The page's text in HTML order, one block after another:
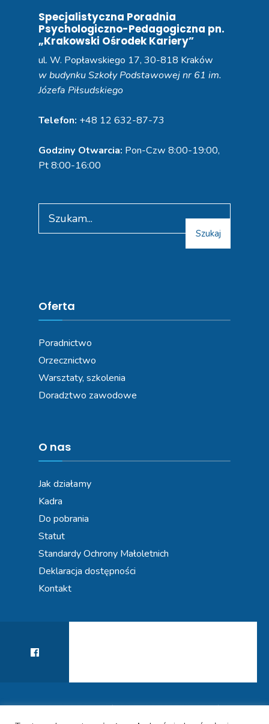
Specjalistyczna Poradnia
Psychologiczno-Pedagogiczna pn.
„Krakowski Ośrodek Kariery”
ul. W. Popławskiego 17, 30-818 Kraków
w budynku Szkoły Podstawowej nr 61 im.
Józefa Piłsudskiego
Telefon: +48 12 632-87-73
Godziny Otwarcia: Pon-Czw 8:00-19:00,
Pt 8:00-16:00
for:
Szukaj
Oferta
Poradnictwo
Orzecznictwo
Warsztaty, szkolenia
Doradztwo zawodowe
O nas
Jak działamy
Kadra
Do pobrania
Statut
Standardy Ochrony Małoletnich
Deklaracja dostępności
Kontakt
KIERUNEK PRZYSZŁOŚĆ! WSPIERAMY KARIERY